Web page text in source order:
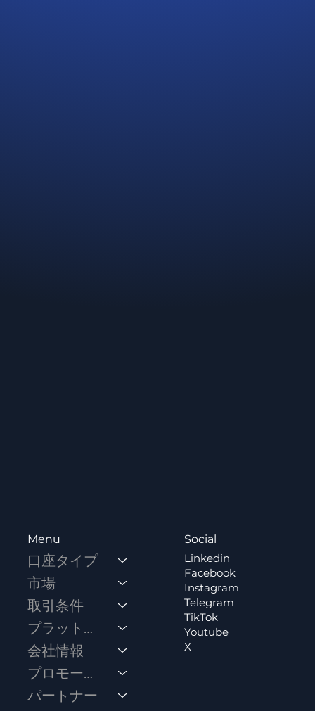
Menu
口座タイプ
市場
取引条件
プラットフォーム
会社情報
プロモーション
パートナー
Social
Linkedin
Facebook
Instagram
Telegram
TikTok
Youtube
X